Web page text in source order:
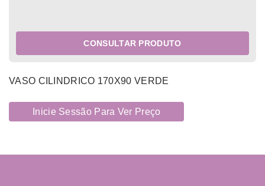
CONSULTAR PRODUTO
VASO CILINDRICO 170X90 VERDE
Inicie Sessão Para Ver Preço